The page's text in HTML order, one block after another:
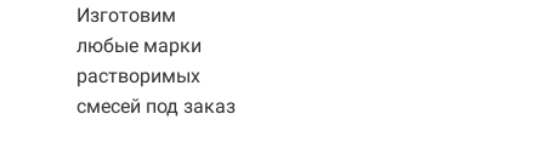
Изготовим
любые марки
растворимых
смесей под заказ